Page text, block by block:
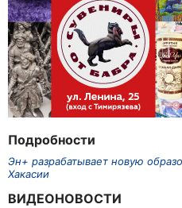
Подробности
Эн+ разрабатывает новую
Хакасии
ВИДЕОНОВОСТИ